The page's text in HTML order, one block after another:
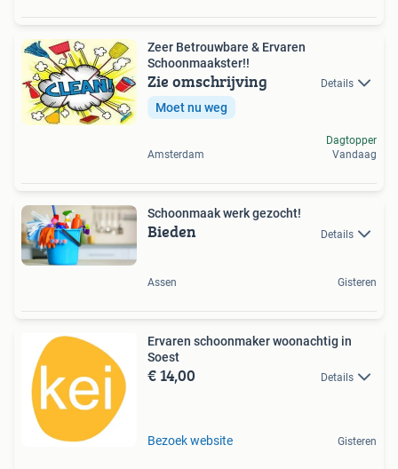
Zeer Betrouwbare & Ervaren
Schoonmaakster!!
Zie omschrijving Details
Moet nu weg
Amsterdam
Dagtopper
Vandaag
Schoonmaak werk gezocht!
Bieden Details
Assen Gisteren
Ervaren schoonmaker woonachtig in
Soest
€ 14,00 Details
Bezoek website Gisteren